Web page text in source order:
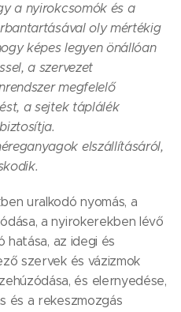
a nyirokcsomók és a
oly mértékig
képes legyen önállóan
a szervezet
megfelelő
a sejtek táplálék
elszállításáról,
uralkodó nyomás, a
a nyirokerekben lévő
hatása, az idegi és
szervek és vázizmok
és elernyedése,
és a rekeszmozgás